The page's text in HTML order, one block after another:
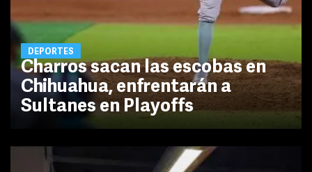
DEPORTES
Charros sacan las escobas en
Chihuahua, enfrentarán a
Sultanes en Playoffs